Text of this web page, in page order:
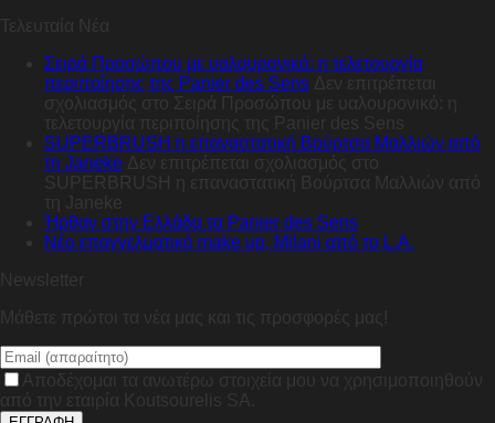
Τελευταία Νέα
Σειρά Προσώπου με υαλουρονικό: η τελετουργία
περιποίησης της Panier des Sens Δεν επιτρέπεται
σχολιασμός
στο Σειρά Προσώπου με υαλουρονικό: η
τελετουργία περιποίησης της Panier des Sens
SUPERBRUSH η επαναστατική Βούρτσα Μαλλιών από
τη Janeke Δεν επιτρέπεται σχολιασμός
SUPERBRUSH η επαναστατική Βούρτσα Μαλλιών από
τη Janeke
Ήρθαν στην Ελλάδα τα Panier des Sens
Nέο επαγγελματικό make up, Milani από το L.A.
Newsletter
Μάθετε πρώτοι τα νέα μας και τις προσφορές μας!
Αποδέχομαι τα ανωτέρω στοιχεία μου να χρησιμοποιηθούν
από την εταιρία Koutsourelis SA.